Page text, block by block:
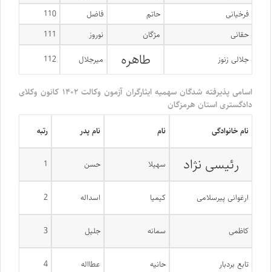
فرخیانی
حاتم فاضل
110
حقانی
مژگان نوروز 111
جلالی زنوز طاهره میرجلال 112
اسامی پذیرفته شدگان سهمیه ایثارگران آزمون وکالت ۱۴۰۲ کانون وکلای
دادگستری استان هرمزگان
نام خانوادگی نام نام پدر رتبه
رئیسی نژاد سهیلا حسن 1
ارغوانی پیرسلامی کیمیا اسداله 2
کاظمی سمانه جلیل 3
تابع بردبار حانیه عطااله 4